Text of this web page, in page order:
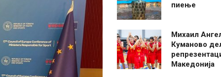
пиење
Михаил
Куманово
Македонија